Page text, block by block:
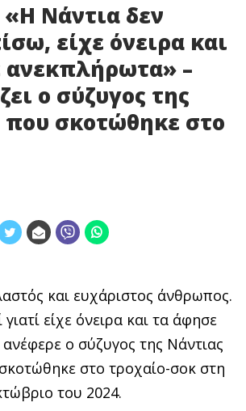
«Η Νάντια δεν
είχε όνειρα και
–
ο σύζυγος της
που σκοτώθηκε στο
και ευχάριστος άνθρωπος.
είχε όνειρα και τα άφησε
ο σύζυγος της Νάντιας
στο τροχαίο-σοκ στη
του 2024.